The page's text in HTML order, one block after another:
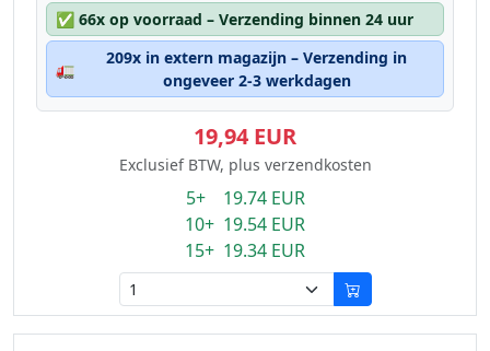
✅ 66x op voorraad – Verzending binnen 24 uur
🚛
209x in extern magazijn – Verzending in
ongeveer 2-3 werkdagen
19,94 EUR
Exclusief BTW, plus verzendkosten
5+ 19.74 EUR
10+ 19.54 EUR
15+ 19.34 EUR